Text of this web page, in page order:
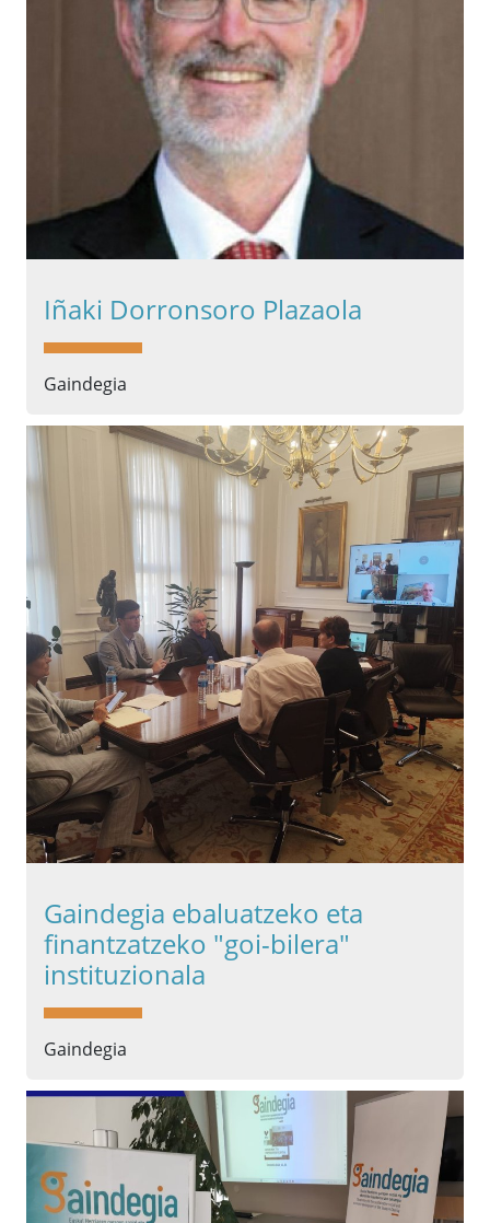
Iñaki Dorronsoro Plazaola
Gaindegia
Gaindegia ebaluatzeko eta
finantzatzeko "goi-bilera"
instituzionala
Gaindegia